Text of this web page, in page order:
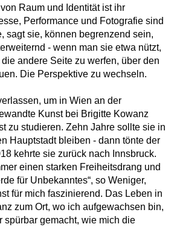
Raum und Identität ist ihr
Performance und Fotografie sind
sagt sie, können begrenzend sein,
- wenn man sie etwa nützt,
andere Seite zu werfen, über den
Die Perspektive zu wechseln.
um in Wien an der
Kunst bei Brigitte Kowanz
zu studieren. Zehn Jahre sollte sie in
Hauptstadt bleiben - dann tönte der
kehrte sie zurück nach Innsbruck.
einen starken Freiheitsdrang und
für Unbekanntes“, so Weniger,
für mich faszinierend. Das Leben in
zum Ort, wo ich aufgewachsen bin,
spürbar gemacht, wie mich die